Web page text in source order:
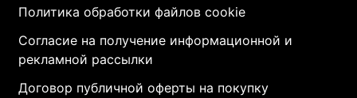
Политика обработки файлов cookie
Согласие на получение информационной и
рекламной рассылки
Договор публичной оферты на покупку